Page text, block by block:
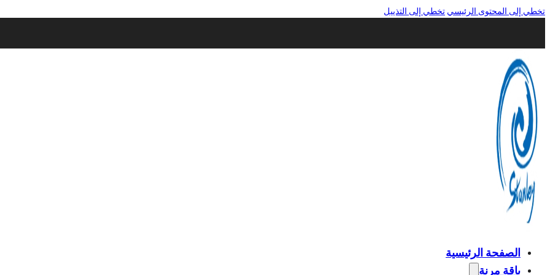
تخطي إلى المحتوى الرئيسيتخطي إلى التذييل
الصفحة الرئيسية
باقة مرنة